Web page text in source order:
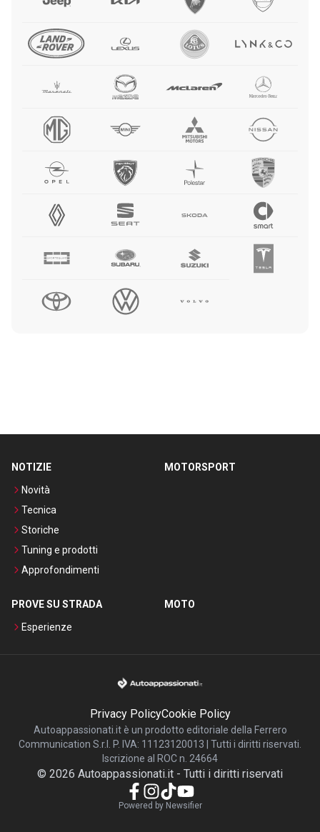
NOTIZIE
Novità
Tecnica
Storiche
Tuning e prodotti
Approfondimenti
MOTORSPORT
PROVE SU STRADA
Esperienze
MOTO
Privacy PolicyCookie Policy
Autoappassionati.it è un prodotto editoriale della Ferrero
Communication S.r.l. P. IVA: 11123120013 | Tutti i diritti riservati.
Iscrizione al ROC n. 24664
© 2026 Autoappassionati.it - Tutti i diritti riservati
Powered by Newsifier